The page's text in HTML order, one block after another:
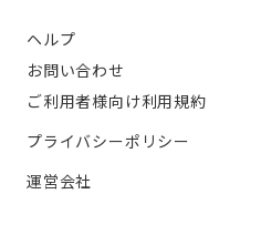
ヘルプ
お問い合わせ
ご利用者様向け利用規約
プライバシーポリシー
運営会社